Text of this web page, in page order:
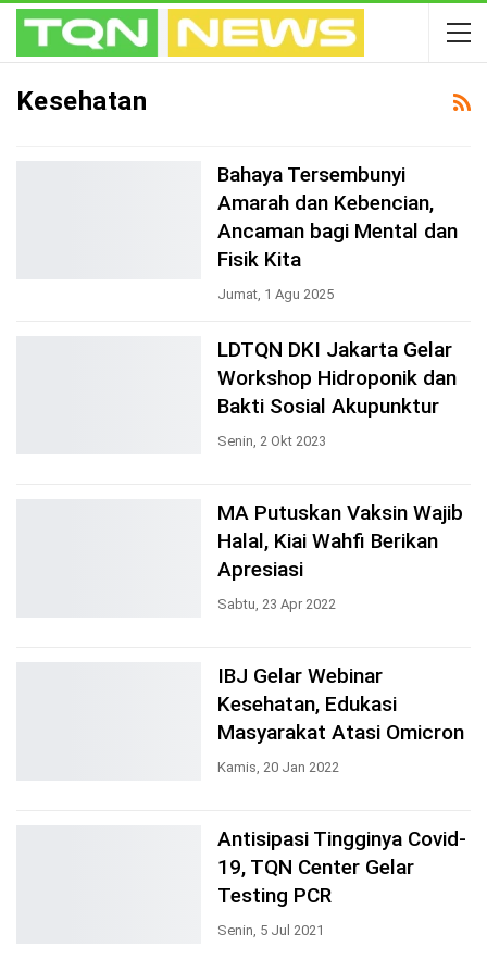
Kesehatan
Bahaya Tersembunyi
Amarah dan Kebencian,
Ancaman bagi Mental dan
Fisik Kita
Jumat, 1 Agu 2025
LDTQN DKI Jakarta Gelar
Workshop Hidroponik dan
Bakti Sosial Akupunktur
Senin, 2 Okt 2023
MA Putuskan Vaksin Wajib
Halal, Kiai Wahfi Berikan
Apresiasi
Sabtu, 23 Apr 2022
IBJ Gelar Webinar
Kesehatan, Edukasi
Masyarakat Atasi Omicron
Kamis, 20 Jan 2022
Antisipasi Tingginya Covid-
19, TQN Center Gelar
Testing PCR
Senin, 5 Jul 2021